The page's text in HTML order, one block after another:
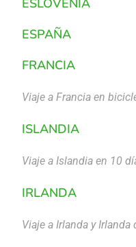
ESPAÑA
FRANCIA
Viaje a Francia en
ISLANDIA
Viaje a Islandia en 10
IRLANDA
Viaje a Irlanda y